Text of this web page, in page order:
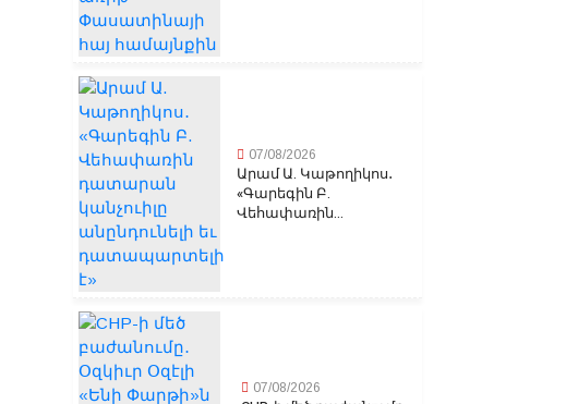
07/08/2026
Արամ Ա. Կաթողիկոս․
«Գարեգին Բ.
Վեհափառին...
07/08/2026